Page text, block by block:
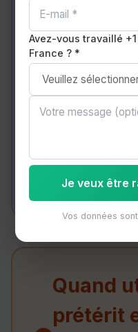
💡 Dialogue
–Were you
dormais quand
No, I wasn't.
(Non. Je
What were
faisaient les
Quand
prétérit
Avez-vous travaillé
France ? *
Je veux être
Vos données